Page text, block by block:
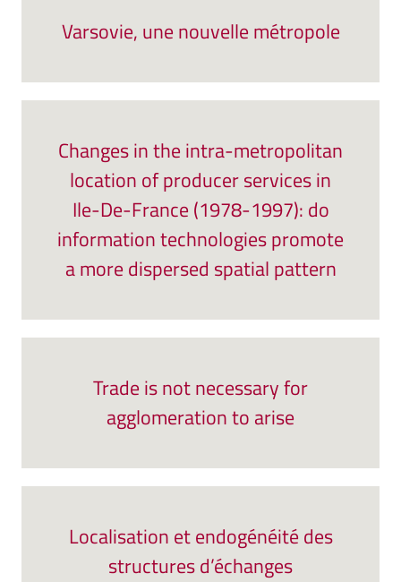
Varsovie, une nouvelle métropole
Changes in the intra-metropolitan
location of producer services in
Ile-De-France (1978-1997): do
information technologies promote
a more dispersed spatial pattern
Trade is not necessary for
agglomeration to arise
Localisation et endogénéité des
structures d’échanges